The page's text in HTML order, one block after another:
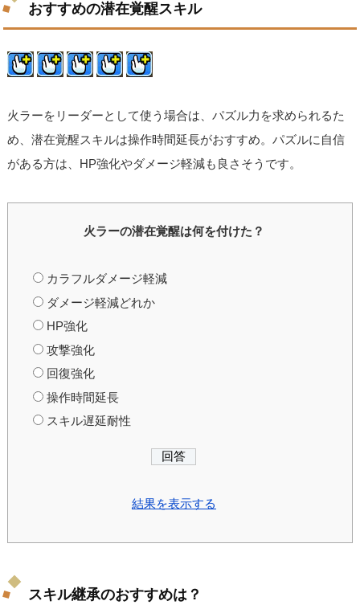
おすすめの潜在覚醒スキル
火ラーをリーダーとして使う場合は、パズル力を求められるた
め、潜在覚醒スキルは操作時間延長がおすすめ。パズルに自信
がある方は、HP強化やダメージ軽減も良さそうです。
火ラーの潜在覚醒は何を付けた？
カラフルダメージ軽減
ダメージ軽減どれか
HP強化
攻撃強化
回復強化
操作時間延長
スキル遅延耐性
結果を表示する
スキル継承のおすすめは？